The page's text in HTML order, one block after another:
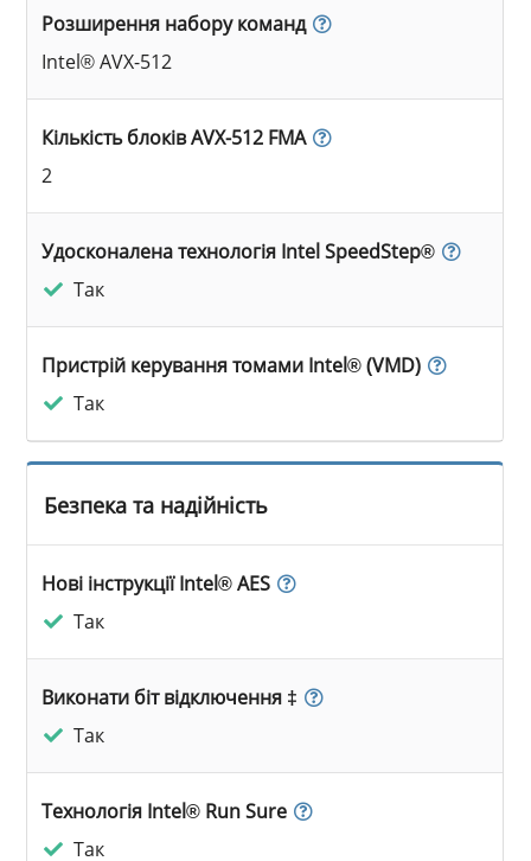
Розширення набору команд
Intel® AVX-512
Кількість блоків AVX-512 FMA
2
Удосконалена технологія Intel SpeedStep®
Так
Пристрій керування томами Intel® (VMD)
Так
Безпека та надійність
Нові інструкції Intel® AES
Так
Виконати біт відключення ‡
Так
Технологія Intel® Run Sure
Так